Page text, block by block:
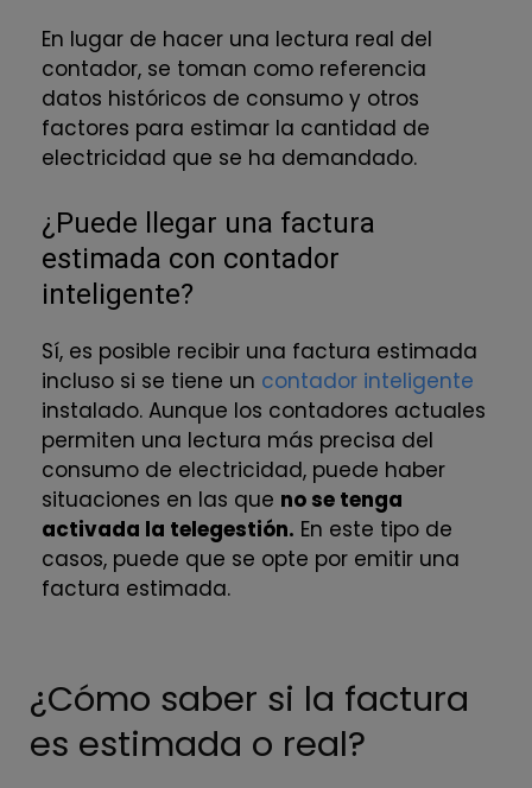
En lugar de hacer una lectura real del
contador, se toman como referencia
datos históricos de consumo y otros
factores para estimar la cantidad de
electricidad que se ha demandado.
¿Puede llegar una factura
estimada con contador
inteligente?
Sí, es posible recibir una factura estimada
incluso si se tiene un contador inteligente
instalado. Aunque los contadores actuales
permiten una lectura más precisa del
consumo de electricidad, puede haber
situaciones en las que no se tenga
activada la telegestión. En este tipo de
casos, puede que se opte por emitir una
factura estimada.
¿Cómo saber si la factura
es estimada o real?